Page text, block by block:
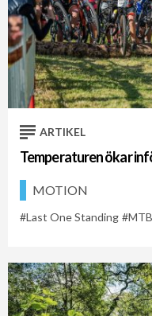
ARTIKEL
Temperaturen ökar
MOTION
Last One Standing MTB